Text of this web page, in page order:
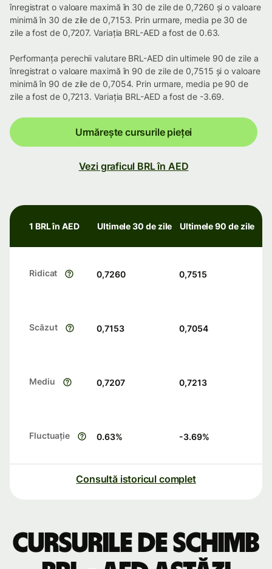
înregistrat o valoare maximă în 30 de zile de 0,7260 și o valoare
minimă în 30 de zile de 0,7153. Prin urmare, media pe 30 de
zile a fost de 0,7207. Variația BRL-AED a fost de 0.63.
Performanța perechii valutare BRL-AED din ultimele 90 de zile a
înregistrat o valoare maximă în 90 de zile de 0,7515 și o valoare
minimă în 90 de zile de 0,7054. Prin urmare, media pe 90 de
zile a fost de 0,7213. Variația BRL-AED a fost de -3.69.
Urmărește cursurile pieței
Vezi graficul BRL în AED
1 BRL în AED Ultimele 30 de zile Ultimele 90 de zile
Ridicat 0,7260 0,7515
Scăzut 0,7153 0,7054
Mediu 0,7207 0,7213
Fluctuație 0.63% -3.69%
Consultă istoricul complet
Cursurile de schimb